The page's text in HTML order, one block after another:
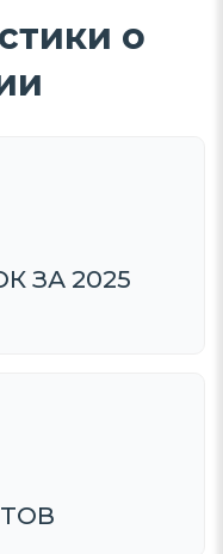
о
ЗА 2025